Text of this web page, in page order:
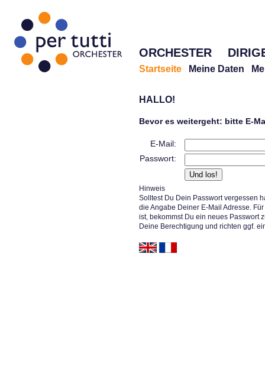
ORCHESTER
Startseite Meine Daten
HALLO!
Bevor es weitergeht: bitte E-
E-Mail:
Passwort:
Hinweis
Solltest Du Dein Passwort vergessen
die Angabe Deiner E-Mail Adresse.
ist, bekommst Du ein neues Passwort
Deine Berechtigung und richten ggf.